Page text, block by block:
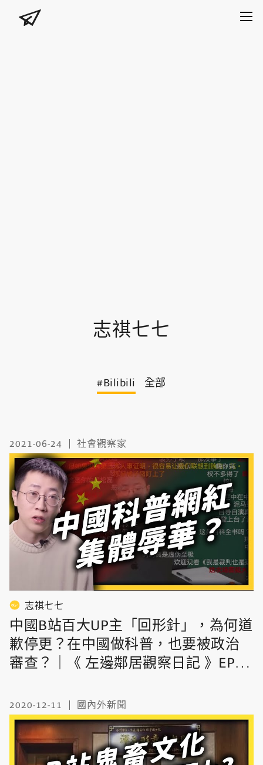
志祺七七
#Bilibili 全部
2021-06-24 社會觀察家
志祺七七
中國B站百大UP主「回形針」，為何道
歉停更？在中國做科普，也要被政治
審查？｜《 左邊鄰居觀察日記 》EP
2020-12-11 國內外新聞